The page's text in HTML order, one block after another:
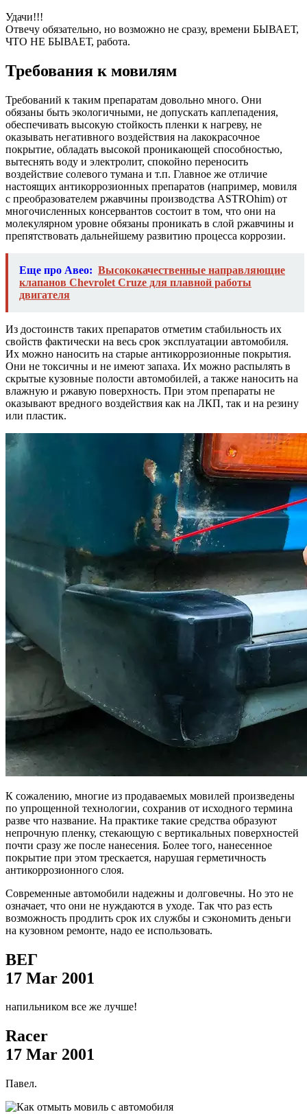
Удачи!!!
Отвечу обязательно, но возможно не сразу, времени БЫВАЕТ,
ЧТО НЕ БЫВАЕТ, работа.
Требования к мовилям
Требований к таким препаратам довольно много. Они
обязаны быть экологичными, не допускать каплепадения,
обеспечивать высокую стойкость пленки к нагреву, не
оказывать негативного воздействия на лакокрасочное
покрытие, обладать высокой проникающей способностью,
вытеснять воду и электролит, спокойно переносить
воздействие солевого тумана и т.п. Главное же отличие
настоящих антикоррозионных препаратов (например, мовиля
с преобразователем ржавчины производства ASTROhim) от
многочисленных консервантов состоит в том, что они на
молекулярном уровне обязаны проникать в слой ржавчины и
препятствовать дальнейшему развитию процесса коррозии.
Еще про Авео: Высококачественные направляющие
клапанов Chevrolet Cruze для плавной работы
двигателя
Из достоинств таких препаратов отметим стабильность их
свойств фактически на весь срок эксплуатации автомобиля.
Их можно наносить на старые антикоррозионные покрытия.
Они не токсичны и не имеют запаха. Их можно распылять в
скрытые кузовные полости автомобилей, а также наносить на
влажную и ржавую поверхность. При этом препараты не
оказывают вредного воздействия как на ЛКП, так и на резину
или пластик.
К сожалению, многие из продаваемых мовилей произведены
по упрощенной технологии, сохранив от исходного термина
разве что название. На практике такие средства образуют
непрочную пленку, стекающую с вертикальных поверхностей
почти сразу же после нанесения. Более того, нанесенное
покрытие при этом трескается, нарушая герметичность
антикоррозионного слоя.
Современные автомобили надежны и долговечны. Но это не
означает, что они не нуждаются в уходе. Так что раз есть
возможность продлить срок их службы и сэкономить деньги
на кузовном ремонте, надо ее использовать.
ВЕГ
17 Mar 2001
напильником все же лучше!
Racer
17 Mar 2001
Павел.